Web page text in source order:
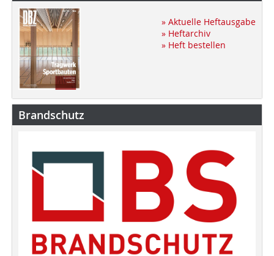
» Aktuelle Heftausgabe
» Heftarchiv
» Heft bestellen
Brandschutz